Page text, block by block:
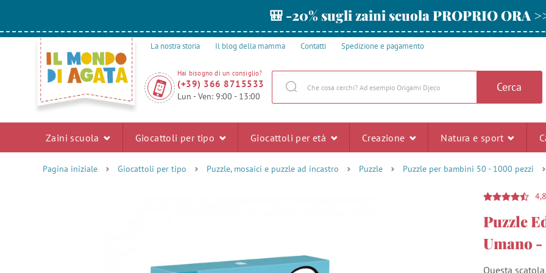
🎒 -20% sugli zaini scuola PROPRIO ORA
La nostra storia Il blog della mamma Contatti Spedizione e pagamento
Hai bisogno di un consiglio?
(+39) 366 8715533
Lun - Ven: 9:00 - 13:00
Cerca
Zaini scuola Giocattoli per tipo Giocattoli per età Creazione Natura e sport
Pagina iniziale Giocattoli per tipo Puzzle, mosaici e puzzle ad incastro Puzzle Puzzle per bambini 50 - 1000 pezzi
4,8
Puzzle
Umano -
Questa